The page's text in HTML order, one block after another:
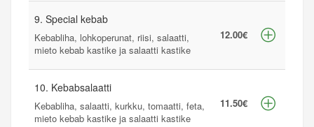
9. Special kebab
Kebabliha, lohkoperunat, riisi, salaatti,
mieto kebab kastike ja salaatti kastike
12.00€
10. Kebabsalaatti
Kebabliha, salaatti, kurkku, tomaatti, feta,
mieto kebab kastike ja salaatti kastike
11.50€